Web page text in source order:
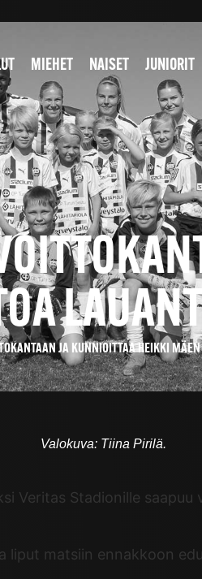
MIEHET NAISET JUNIORIT
JA KUNNIOITTAA HEIKKI
Valokuva: Tiina Pirilä.
Veritas Stadionille saapuu
liput matsiin ennakkoon